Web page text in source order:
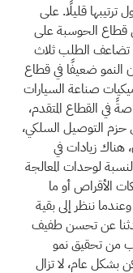
قليلًا. على
ما زلنا نشهد نموًا بنسبة 20% في قطاع الحوسبة على
تضاعف الطلب ثلاث
النمو ضعيفًا في قطاع
صناعة السيارات
في القطاع المتقدم،
حزم التوصيل السلكي،
هناك زيادات في
لوحدات المعالجة
الأقراص أو ما
ننظر إلى بقية
عن تحسن طفيف
من تحقيق نمو
بشكل عام، لا تزال